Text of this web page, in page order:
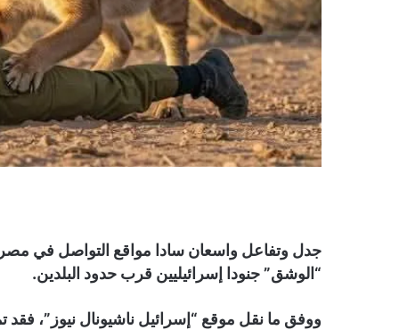
جدل وتفاعل واسعان سادا مواقع التواصل في
“الوشق” جنودا إسرائيليين قرب حدود البلدين.
ووفق ما نقل موقع “إسرائيل ناشيونال نيوز”، فقد